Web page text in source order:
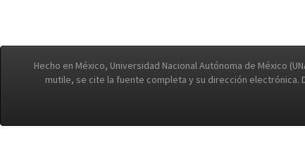
Hecho en México, Universidad Nacional Autónoma de México
mutile, se cite la fuente completa y su dirección